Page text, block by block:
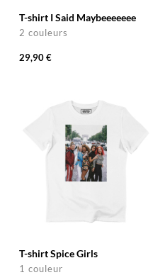
T-shirt I Said Maybeeeeeee
2 couleurs
29,90 €
T-shirt Spice Girls
1 couleur